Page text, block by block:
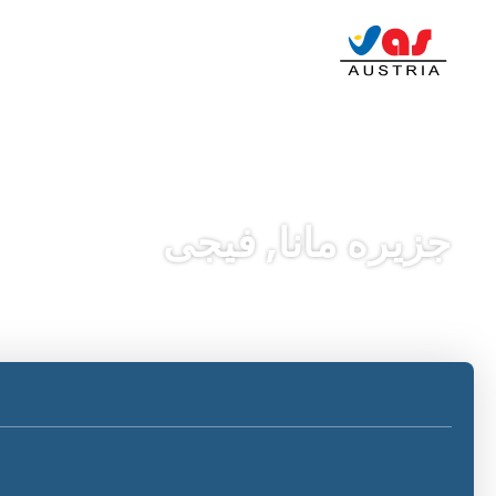
جزیره مانا, فیجی